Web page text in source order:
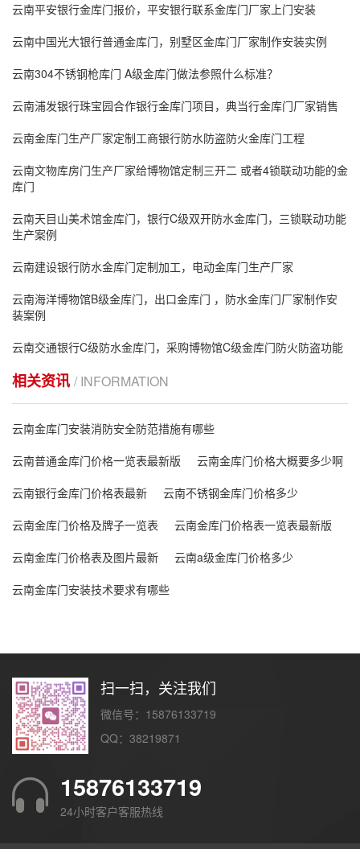
云南平安银行金库门报价，平安银行联系金库门厂家上门安装
云南中国光大银行普通金库门，别墅区金库门厂家制作安装实例
云南304不锈钢枪库门 A级金库门做法参照什么标准？
云南浦发银行珠宝园合作银行金库门项目，典当行金库门厂家销售
云南金库门生产厂家定制工商银行防水防盗防火金库门工程
云南文物库房门生产厂家给博物馆定制三开二 或者4锁联动功能的金
库门
云南天目山美术馆金库门，银行C级双开防水金库门，三锁联动功能
生产案例
云南建设银行防水金库门定制加工，电动金库门生产厂家
云南海洋博物馆B级金库门，出口金库门 ，防水金库门厂家制作安
装案例
云南交通银行C级防水金库门，采购博物馆C级金库门防火防盗功能
相关资讯 / INFORMATION
云南金库门安装消防安全防范措施有哪些
云南普通金库门价格一览表最新版
云南金库门价格大概要多少啊
云南银行金库门价格表最新
云南不锈钢金库门价格多少
云南金库门价格及牌子一览表
云南金库门价格表一览表最新版
云南金库门价格表及图片最新
云南a级金库门价格多少
云南金库门安装技术要求有哪些
扫一扫，关注我们
微信号：15876133719
QQ：38219871
15876133719
24小时客户客服热线